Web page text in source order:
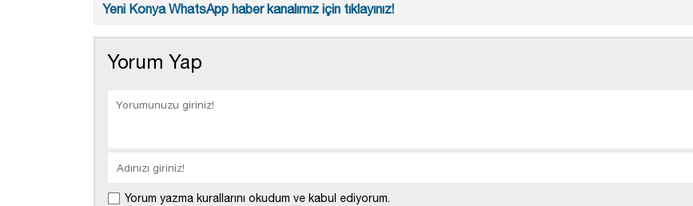
Yeni Konya WhatsApp haber kanalımız için tıklayınız!
Yorum Yap
Yorum yazma kurallarını okudum ve kabul ediyorum.